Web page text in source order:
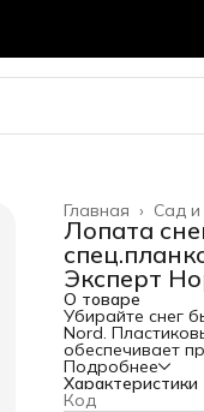
Сад
Главная ›
Лопата
Эксперт
О товаре
Убирайте снег
Nord.
обеспечивает
работе. Купить
Подробнее
Характеристики
Код